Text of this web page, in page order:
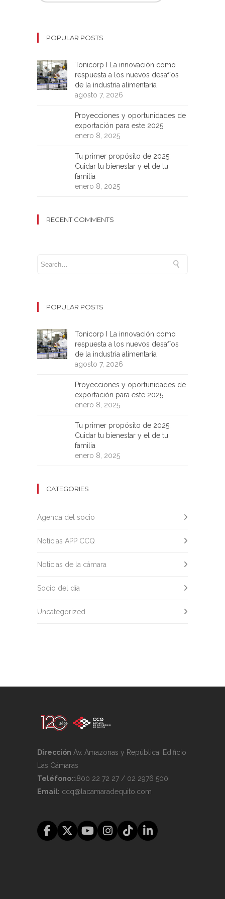
POPULAR POSTS
Tonicorp I La innovación como
respuesta a los nuevos desafíos
de la industria alimentaria
agosto 7, 2026
Proyecciones y oportunidades de
exportación para este 2025
enero 8, 2025
Tu primer propósito de 2025:
Cuidar tu bienestar y el de tu
familia
enero 8, 2025
RECENT COMMENTS
POPULAR POSTS
Tonicorp I La innovación como
respuesta a los nuevos desafíos
de la industria alimentaria
agosto 7, 2026
Proyecciones y oportunidades de
exportación para este 2025
enero 8, 2025
Tu primer propósito de 2025:
Cuidar tu bienestar y el de tu
familia
enero 8, 2025
CATEGORIES
Agenda del socio
Noticias APP CCQ
Noticias de la cámara
Socio del día
Uncategorized
Dirección Av. Amazonas y República, Edificio
Las Cámaras
Teléfono:1800 22 72 27 / 02 2976 500
Email: ccq@lacamaradequito.com